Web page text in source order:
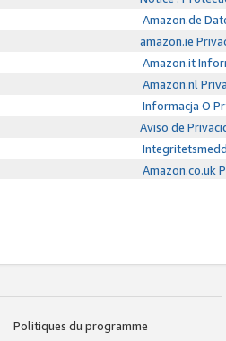
Amazon.de
amazon.ie
Amazon.it
Amazon.nl
Informacja O
Aviso de
Amazon.co.uk
Politiques du programme